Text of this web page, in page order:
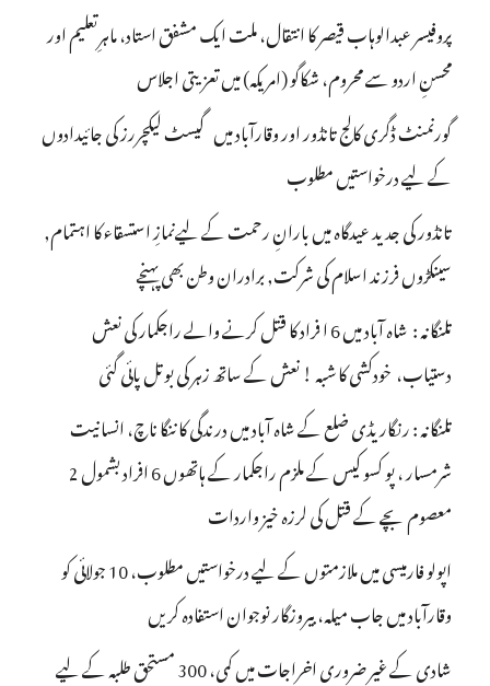
پروفیسر عبدالوہاب قیصر کا انتقال، ملت ایک مشفق استاد، ماہرِتعلیم اور
محسنِ اردو سے محروم، شکاگو (امریکہ) میں تعزیتی اجلاس
گورنمنٹ ڈگری کالج تانڈور اور وقارآباد میں گیسٹ لیکچررز کی جائیدادوں
کے لیے درخواستیں مطلوب
تانڈور کی جدید عیدگاہ میں بارانِ رحمت کے لیےنمازِ استسقاء کا اہتمام,
سینکڑوں فرزند اسلام کی شرکت, برادران وطن بھی پہنچے
تلنگانہ : شاہ آباد میں 6 ا فراد کا قتل کرنے والے راجکمار کی نعش
دستیاب، خودکشی کا شبہ ! نعش کے ساتھ زہر کی بوتل پائی گئی
تلنگانہ : رنگاریڈی ضلع کے شاہ آباد میں درندگی کا ننگا ناچ، انسانیت
شرمسار ، پو کسو کیس کے ملزم راجکمار کے ہاتھوں 6 افراد بشمول 2
معصوم بچے کے قتل کی لرزہ خیز واردات
اپولو فارمیسی میں ملازمتوں کے لیے درخواستیں مطلوب، 10 جولائی کو
وقارآباد میں جاب میلہ، بیروزگار نوجوان استفادہ کریں
شادی کے غیر ضروری اخراجات میں کمی، 300 مستحق طلبہ کے لیے